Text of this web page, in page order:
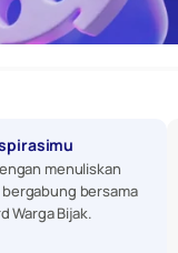
menuliskan
bersama
Warga Bijak.